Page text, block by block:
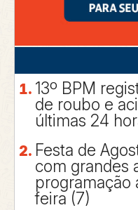
13º BPM
de roubo e
últimas 24
Festa de
com grandes
programação
feira (7)